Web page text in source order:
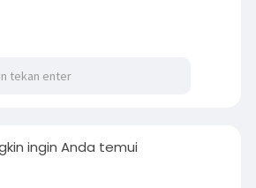
ingin Anda temui